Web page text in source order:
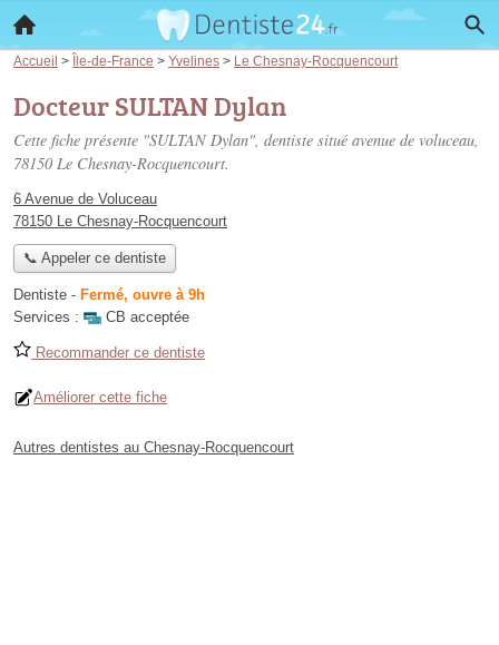
Accueil > Île-de-France > Yvelines > Le Chesnay-Rocquencourt
Docteur SULTAN Dylan
Cette fiche présente "SULTAN Dylan", dentiste situé avenue de voluceau,
78150 Le Chesnay-Rocquencourt.
6 Avenue de Voluceau
78150 Le Chesnay-Rocquencourt
📞 Appeler ce dentiste
Dentiste - Fermé, ouvre à 9h
Services :
CB acceptée
Recommander ce dentiste
Améliorer cette fiche
Autres dentistes au Chesnay-Rocquencourt